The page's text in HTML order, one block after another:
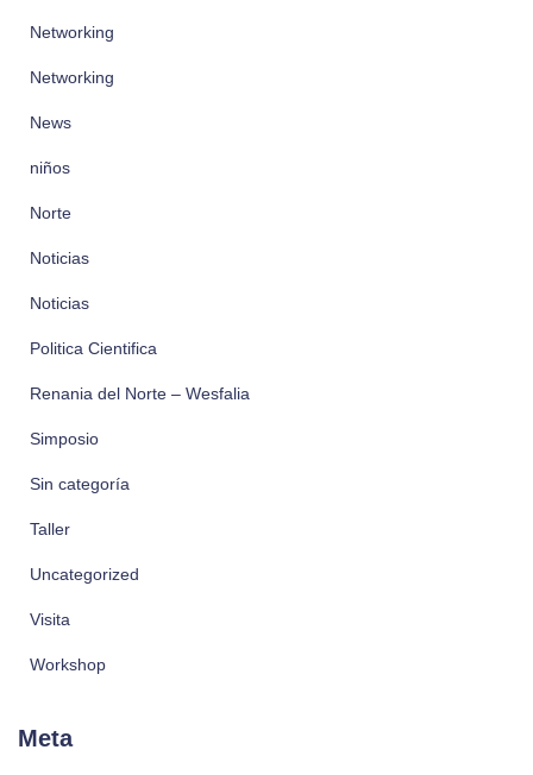
Networking
Networking
News
niños
Norte
Noticias
Noticias
Politica Cientifica
Renania del Norte – Wesfalia
Simposio
Sin categoría
Taller
Uncategorized
Visita
Workshop
Meta